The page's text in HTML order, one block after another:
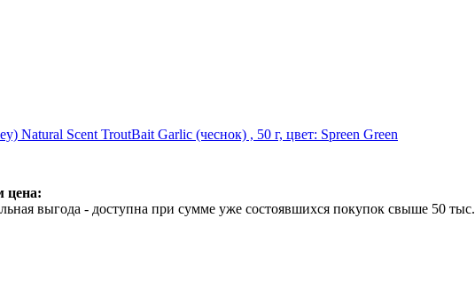
Natural Scent TroutBait Garlic (чеснок) , 50 г, цвет: Spreen Green
цена:
выгода - доступна при сумме уже состоявшихся покупок свыше 50 тыс.